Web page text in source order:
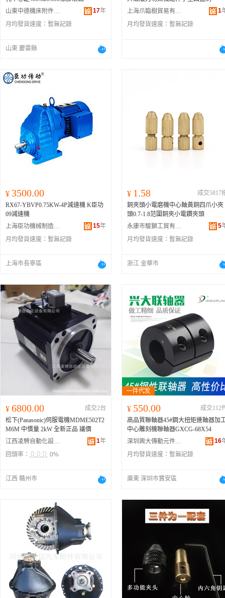
山東中德機床附件有限公司
17年
月均發貨速度： 暫無記錄
山東 慶雲縣
上海爪臨樹貿易有限公司
1
月均發貨速度： 暫無記錄
¥ 3500.00
RX67-YBVP0.75KW-4P減速機 K臣功
09減速機
上海臣功機械制造有限公司
15年
月均發貨速度： 暫無記錄
上海市長寧區
¥ 1.58
成交5817
銅夾頭小電磨機中心軸黃銅四爪小夾
頭0.7-1.8范圍銅夾小電鑽夾頭
永康市駿獅工貿有限公司
5
月均發貨速度： 暫無記錄
浙江 金華市
¥ 6800.00
成交2台
松下(Panasonic)伺服電機MDME502T2
M6M 中慣量 2kW 全新正品 議價
江西凌騁自動化設備有限公司
1年
回頭率：
0%
江西 贛州市
¥ 550.00
成交112
高品質聯軸器45#鋼大扭矩連軸器加
中心雕刻機聯軸器GXCG-68X54
深圳興大傳動元件有限公司
16
月均發貨速度： 暫無記錄
廣東 深圳市寶安區